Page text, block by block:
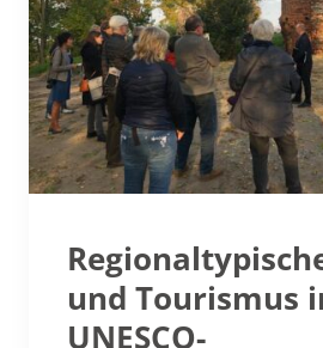
und Tourismus
UNESCO-